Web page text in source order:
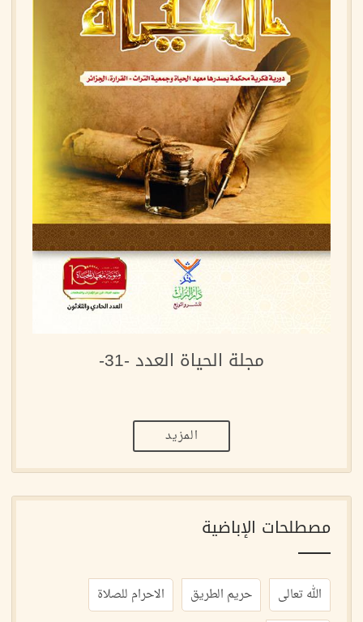
مجلة الحياة العدد -31-
المزيد
مصطلحات الإباضية
الله تعالى حريم الطريق
الاحرام للصلاة